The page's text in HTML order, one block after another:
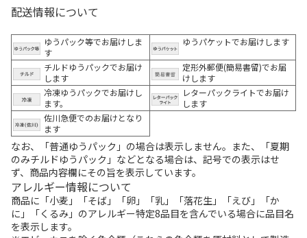
配送情報について
ゆうパック等でお届けしま
す
ゆうパケットでお届けします
チルドゆうパックでお届け
します
定形外郵便(簡易書留)でお届
けします
冷凍ゆうパックでお届けし
ます。
レターパックライトでお届け
します
佐川急便でのお届けとなり
ます
なお、「普通ゆうパック」の場合は表示しません。また、「夏期
のみチルドゆうパック」などとなる場合は、記号での表示はせ
ず、商品内容欄にその旨を表示しています。
アレルギー情報について
商品に「小麦」「そば」「卵」「乳」「落花生」「えび」「か
に」「くるみ」のアレルギー特定8品目を含んでいる場合に品目名
を表示します。